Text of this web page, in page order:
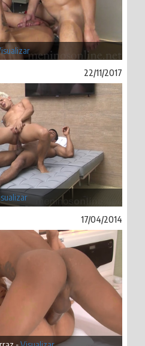
22/11/2017
17/04/2014